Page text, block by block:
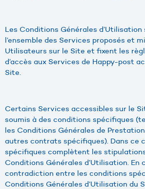
Les Conditions Générales d’Utilisation
l’ensemble des Services proposés et
Utilisateurs sur le Site et fixent les
d’accès aux Services de Happy-post
Site.
Certains Services accessibles sur le
soumis à des conditions spécifiques
les Conditions Générales de
autres contrats spécifiques). Dans ce
spécifiques complètent les
Conditions Générales d’Utilisation. En
contradiction entre les conditions
Conditions Générales d’Utilisation du